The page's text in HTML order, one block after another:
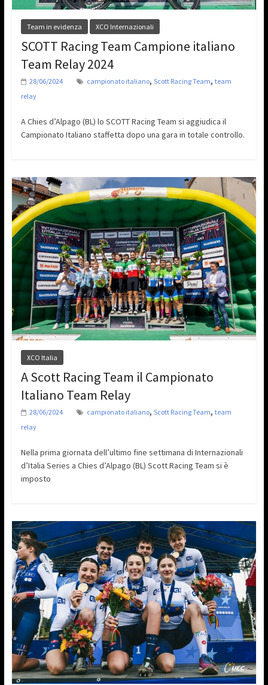
Team in evidenza XCO Internazionali
SCOTT Racing Team Campione italiano
Team Relay 2024
28/06/2024 campionato italiano, Scott Racing Team, team
relay
A Chies d’Alpago (BL) lo SCOTT Racing Team si aggiudica il
Campionato Italiano staffetta dopo una gara in totale controllo.
XCO Italia
A Scott Racing Team il Campionato
Italiano Team Relay
28/06/2024 campionato italiano, Scott Racing Team, team
relay
Nella prima giornata dell’ultimo fine settimana di Internazionali
d’Italia Series a Chies d’Alpago (BL) Scott Racing Team si è
imposto